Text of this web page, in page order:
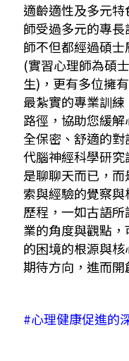
適齡適性及多元
師受過多元的專
師不但都經過碩
(實習心理師為碩
生)，更有多位擁
最紮實的專業訓
路徑，協助您緩
全保密、舒適的
代腦神經科學研
是聊聊天而已，
索與經驗的覺察
歷程，一如古語
業的角度與觀點
的困境的根源與
期待方向，進而開
​#心理健康促進的